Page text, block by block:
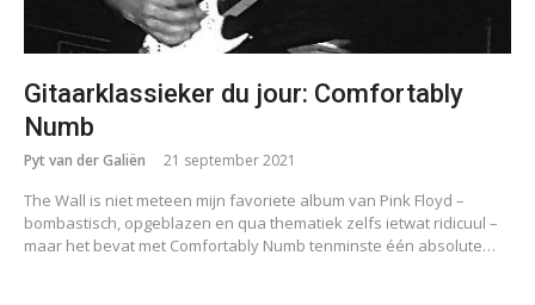
Gitaarklassieker du jour: Comfortably
Numb
Pyt van der Galiën 21 september 2021
The Wall is niet meteen mijn favoriete album van Pink Floyd –
bombastisch, opgeblazen en qua thematiek zelfs ietwat ridicuul –
maar het bevat met Comfortably Numb tenminste één absolute…